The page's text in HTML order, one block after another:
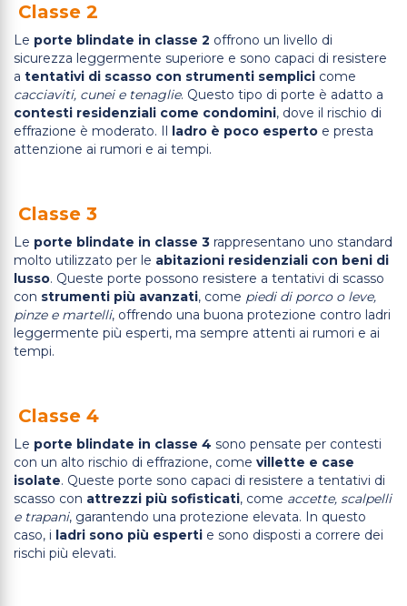
Classe 2
Le porte blindate in classe 2 offrono un livello di
sicurezza leggermente superiore e sono capaci di resistere
a tentativi di scasso con strumenti semplici come
cacciaviti, cunei e tenaglie. Questo tipo di porte è adatto a
contesti residenziali come condomini, dove il rischio di
effrazione è moderato. Il ladro è poco esperto e presta
attenzione ai rumori e ai tempi.
Classe 3
Le porte blindate in classe 3 rappresentano uno standard
molto utilizzato per le abitazioni residenziali con beni di
lusso. Queste porte possono resistere a tentativi di scasso
con strumenti più avanzati, come piedi di porco o leve,
pinze e martelli, offrendo una buona protezione contro ladri
leggermente più esperti, ma sempre attenti ai rumori e ai
tempi.
Classe 4
Le porte blindate in classe 4 sono pensate per contesti
con un alto rischio di effrazione, come villette e case
isolate. Queste porte sono capaci di resistere a tentativi di
scasso con attrezzi più sofisticati, come accette, scalpelli
e trapani, garantendo una protezione elevata. In questo
caso, i ladri sono più esperti e sono disposti a correre dei
rischi più elevati.